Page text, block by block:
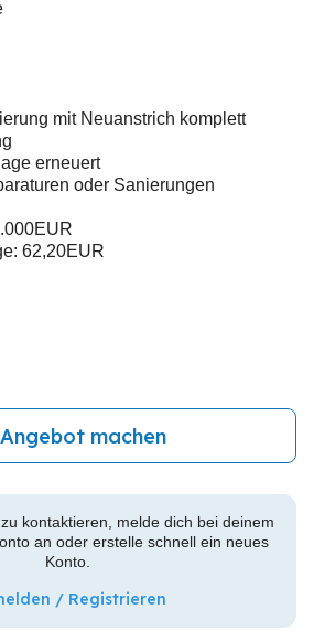
mit Neuanstrich komplett
erneuert
oder Sanierungen
62,20EUR
Angebot machen
kontaktieren, melde dich bei deinem
an oder erstelle schnell ein neues
Konto.
/ Registrieren